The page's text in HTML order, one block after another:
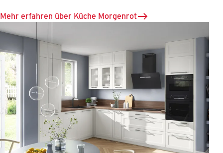
Mehr erfahren über Küche Morgenrot